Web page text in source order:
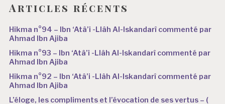
Articles récents
Hikma n°94 – Ibn ‘Atâ’i -Llâh Al-Iskandarî commenté par
Ahmad Ibn Ajiba
Hikma n°93 – Ibn ‘Atâ’i -Llâh Al-Iskandarî commenté par
Ahmad Ibn Ajiba
Hikma n°92 – Ibn ‘Atâ’i -Llâh Al-Iskandarî commenté par
Ahmad Ibn Ajiba
L’éloge, les compliments et l’évocation de ses vertus – (